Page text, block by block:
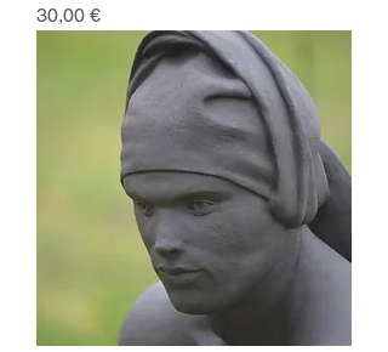
Prix
30,00 €